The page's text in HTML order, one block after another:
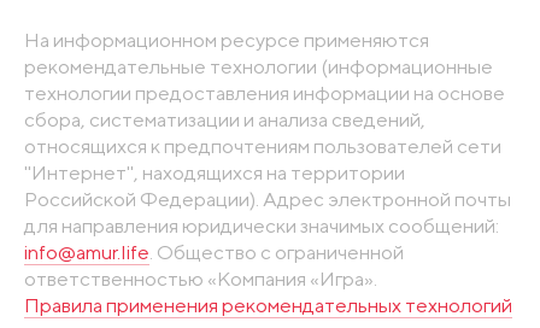
На информационном ресурсе применяются
рекомендательные технологии (информационные
технологии предоставления информации на основе
сбора, систематизации и анализа сведений,
относящихся к предпочтениям пользователей сети
"Интернет", находящихся на территории
Российской Федерации). Адрес электронной почты
для направления юридически значимых сообщений:
info@amur.life . Общество с ограниченной
ответственностью «Компания «Игра».
Правила применения рекомендательных технологий